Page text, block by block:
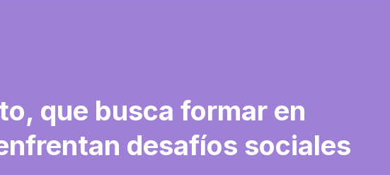
que busca formar en
desafíos sociales